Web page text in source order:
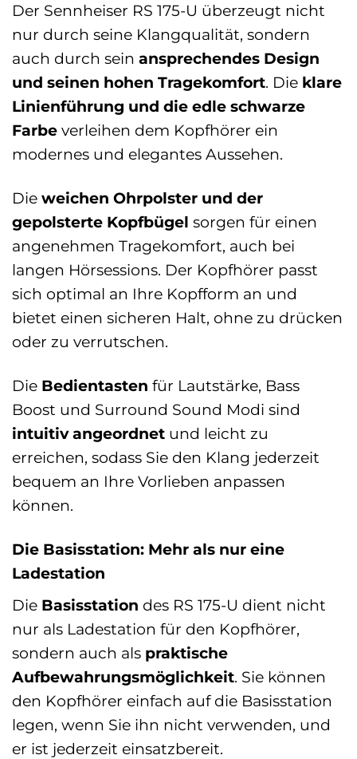
Der Sennheiser RS 175-U überzeugt nicht
nur durch seine Klangqualität, sondern
auch durch sein ansprechendes Design
und seinen hohen Tragekomfort. Die klare
Linienführung und die edle schwarze
Farbe verleihen dem Kopfhörer ein
modernes und elegantes Aussehen.
Die weichen Ohrpolster und der
gepolsterte Kopfbügel sorgen für einen
angenehmen Tragekomfort, auch bei
langen Hörsessions. Der Kopfhörer passt
sich optimal an Ihre Kopfform an und
bietet einen sicheren Halt, ohne zu drücken
oder zu verrutschen.
Die Bedientasten für Lautstärke, Bass
Boost und Surround Sound Modi sind
intuitiv angeordnet und leicht zu
erreichen, sodass Sie den Klang jederzeit
bequem an Ihre Vorlieben anpassen
können.
Die Basisstation: Mehr als nur eine
Ladestation
Die Basisstation des RS 175-U dient nicht
nur als Ladestation für den Kopfhörer,
sondern auch als praktische
Aufbewahrungsmöglichkeit. Sie können
den Kopfhörer einfach auf die Basisstation
legen, wenn Sie ihn nicht verwenden, und
er ist jederzeit einsatzbereit.